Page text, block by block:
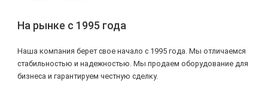
На рынке с 1995 года
Наша компания берет свое начало с 1995 года. Мы отличаемся
стабильностью и надежностью. Мы продаем оборудование для
бизнеса и гарантируем честную сделку.